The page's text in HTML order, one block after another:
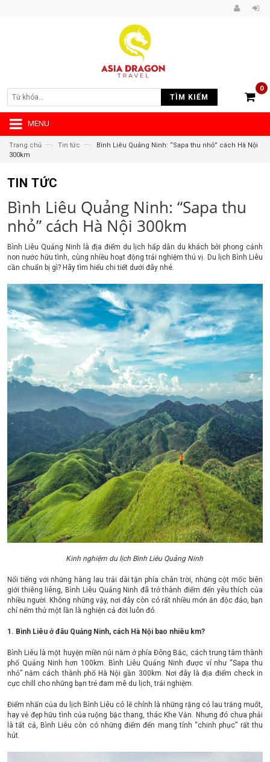
TÌM KIẾM
0
MENU
Trang chủ —› Tin tức —›
Bình Liêu Quảng Ninh: “Sapa thu nhỏ” cách Hà Nội
300km
TIN TỨC
Bình Liêu Quảng Ninh: “Sapa thu
nhỏ” cách Hà Nội 300km
Bình Liêu Quảng Ninh là địa điểm du lịch hấp dẫn du khách bởi phong cảnh
non nước hữu tình, cùng nhiều hoạt động trải nghiệm thú vị. Du lịch Bình Liêu
cần chuẩn bị gì? Hãy tìm hiểu chi tiết dưới đây nhé.
Kinh nghiệm du lịch Bình Liêu Quảng Ninh
Nổi tiếng với những hàng lau trải dài tận phía chân trời, những cột mốc biên
giới thiêng liêng, Bình Liêu Quảng Ninh đã trở thành điểm đến yêu thích của
nhiều người. Không những vậy, nơi đây còn có rất nhiều món ăn độc đáo, bạn
chỉ nếm thử một lần là nghiện cả đời luôn đó.
1. Bình Liêu ở đâu Quảng Ninh, cách Hà Nội bao nhiêu km?
Bình Liêu là một huyện miền núi nằm ở phía Đông Bắc, cách trung tâm thành
phố Quảng Ninh hơn 100km. Bình Liêu Quảng Ninh được ví như “Sapa thu
nhỏ” nằm cách thành phố Hà Nội gần 300km. Nơi đây là địa điểm check in
cực chill cho những bạn trẻ đam mê du lịch, trải nghiệm.
Điểm nhấn của du lịch Bình Liêu có lẽ chính là những rặng cỏ lau trắng muốt,
hay vẻ đẹp hữu tình của ruộng bậc thang, thác Khe Vằn. Nhưng đó chưa phải
là tất cả, Bình Liêu còn có những điểm đến mang tính “chinh phục” rất thu
hút.